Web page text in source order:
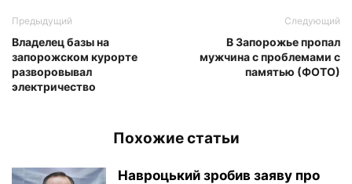
Предыдущий
Владелец базы на
запорожском курорте
разворовывал
электричество
Следующий
В Запорожье пропал
мужчина с проблемами с
памятью (ФОТО)
Похожие статьи
Навроцький зробив заяву про